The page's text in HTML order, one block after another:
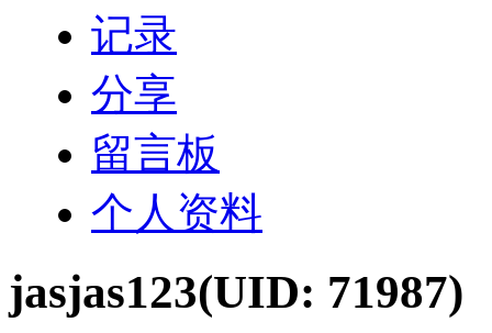
记录
分享
留言板
个人资料
jasjas123(UID: 71987)